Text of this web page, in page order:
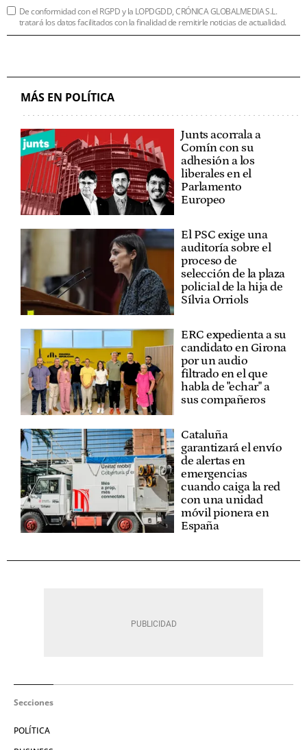
De conformidad con el RGPD y la LOPDGDD, CRÓNICA GLOBALMEDIA S.L.
tratará los datos facilitados con la finalidad de remitirle noticias de actualidad.
MÁS EN POLÍTICA
Junts acorrala a
Comín con su
adhesión a los
liberales en el
Parlamento
Europeo
El PSC exige una
auditoría sobre el
proceso de
selección de la plaza
policial de la hija de
Sílvia Orriols
ERC expedienta a su
candidato en Girona
por un audio
filtrado en el que
habla de "echar" a
sus compañeros
Cataluña
garantizará el envío
de alertas en
emergencias
cuando caiga la red
con una unidad
móvil pionera en
España
Secciones
POLÍTICA